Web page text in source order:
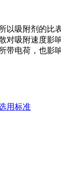
吸附剂的比
吸附速度影
电荷，也影
用标准